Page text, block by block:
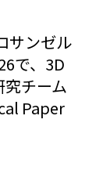
サンゼル
で、3D
チーム
Paper